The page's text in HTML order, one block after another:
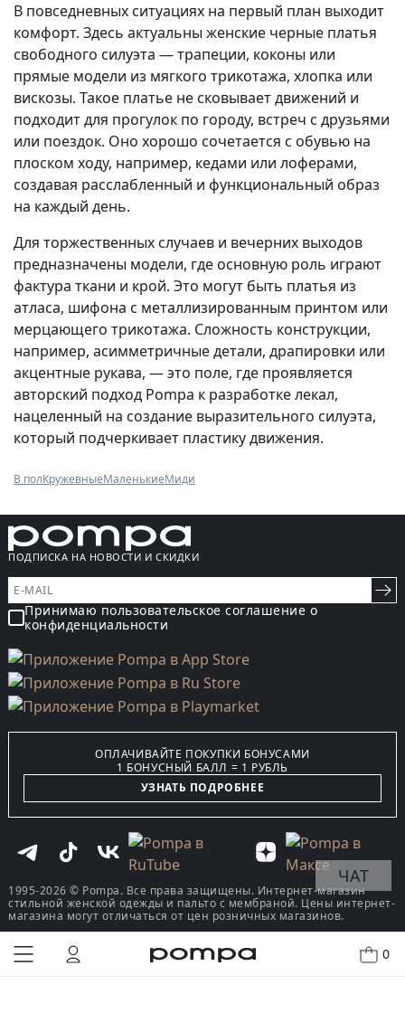
0
В повседневных ситуациях на первый план выходит
комфорт. Здесь актуальны женские черные платья
свободного силуэта — трапеции, коконы или
прямые модели из мягкого трикотажа, хлопка или
вискозы. Такое платье не сковывает движений и
подходит для прогулок по городу, встреч с друзьями
или поездок. Оно хорошо сочетается с обувью на
плоском ходу, например, кедами или лоферами,
создавая расслабленный и функциональный образ
на каждый день.
Для торжественных случаев и вечерних выходов
предназначены модели, где основную роль играют
фактура ткани и крой. Это могут быть платья из
атласа, шифона с металлизированным принтом или
мерцающего трикотажа. Сложность конструкции,
например, асимметричные детали, драпировки или
акцентные рукава, — это поле, где проявляется
авторский подход Pompa к разработке лекал,
нацеленный на создание выразительного силуэта,
который подчеркивает пластику движения.
В полКружевныеМаленькиеМиди
ПОДПИСКА НА НОВОСТИ И СКИДКИ
Принимаю пользовательское соглашение о
конфиденциальности
ОПЛАЧИВАЙТЕ ПОКУПКИ БОНУСАМИ
1 БОНУСНЫЙ БАЛЛ = 1 РУБЛЬ
УЗНАТЬ ПОДРОБНЕЕ
1995-2026 © Pompa. Все права защищены. Интернет-магазин
стильной женской одежды и пальто с мембраной. Цены интернет-
магазина могут отличаться от цен розничных магазинов.
ЧАТ